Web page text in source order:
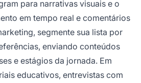
para narrativas visuais e o
em tempo real e comentários
segmente sua lista por
enviando conteúdos
e estágios da jornada. Em
educativos, entrevistas com